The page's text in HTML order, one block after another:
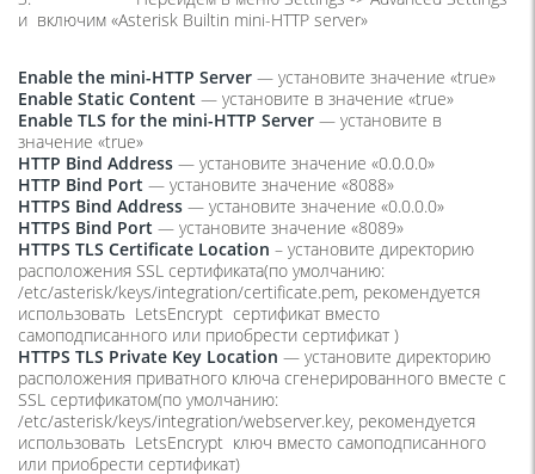
и включим «Asterisk Builtin mini-HTTP server»
Enable the mini-HTTP Server — установите значение «true»
Enable Static Content — установите в значение «true»
Enable TLS for the mini-HTTP Server — установите в
значение «true»
HTTP Bind Address — установите значение «0.0.0.0»
HTTP Bind Port — установите значение «8088»
HTTPS Bind Address — установите значение «0.0.0.0»
HTTPS Bind Port — установите значение «8089»
HTTPS TLS Certificate Location – установите директорию
расположения SSL сертификата(по умолчанию:
/etc/asterisk/keys/integration/certificate.pem, рекомендуется
использовать LetsEncrypt сертификат вместо
самоподписанного или приобрести сертификат )
HTTPS TLS Private Key Location — установите директорию
расположения приватного ключа сгенерированного вместе с
SSL сертификатом(по умолчанию:
/etc/asterisk/keys/integration/webserver.key, рекомендуется
использовать LetsEncrypt ключ вместо самоподписанного
или приобрести сертификат)